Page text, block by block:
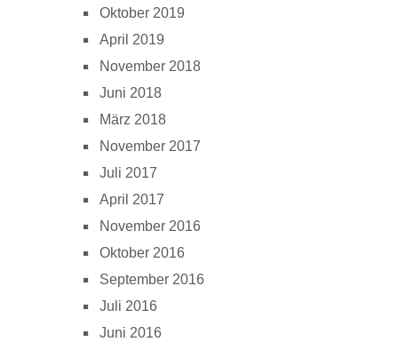
Oktober 2019
April 2019
November 2018
Juni 2018
März 2018
November 2017
Juli 2017
April 2017
November 2016
Oktober 2016
September 2016
Juli 2016
Juni 2016